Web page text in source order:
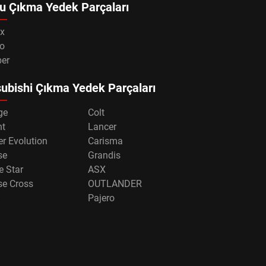
Çıkma Yedek Parçaları
Çıkma Yedek Parçaları
Colt
Lancer
Evolution
Carisma
Grandis
Star
ASX
Cross
OUTLANDER
Pajero